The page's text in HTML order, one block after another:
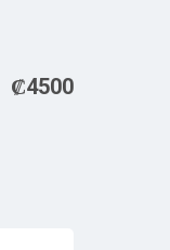
₡4500